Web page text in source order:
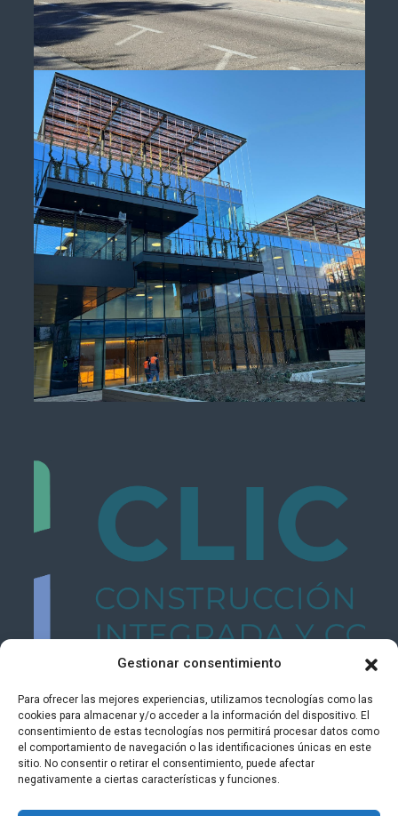
Gestionar consentimiento
Para ofrecer las mejores experiencias, utilizamos tecnologías como las
cookies para almacenar y/o acceder a la información del dispositivo. El
consentimiento de estas tecnologías nos permitirá procesar datos como
el comportamiento de navegación o las identificaciones únicas en este
sitio. No consentir o retirar el consentimiento, puede afectar
negativamente a ciertas características y funciones.